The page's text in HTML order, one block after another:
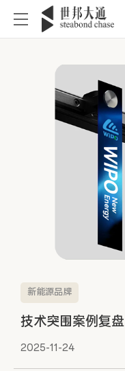
新能源品牌
技术突围案例复盘
2025-11-24